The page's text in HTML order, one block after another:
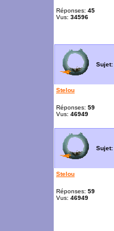
Réponses: 45
Vus: 34596
Sujet:
Stelou
Réponses: 59
Vus: 46949
Sujet:
Stelou
Réponses: 59
Vus: 46949